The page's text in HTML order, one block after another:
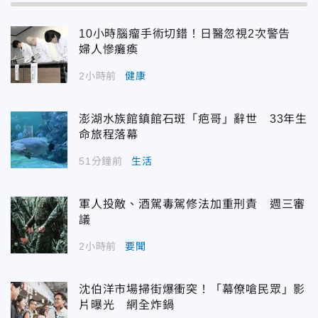
10小時腦瘤手術切錯！日醫忽視2次警告
婦人慘癱瘓
2小時前 健康
澎湖水族館鎮館石斑「疤哥」辭世 33年生
命旅程落幕
51分鐘前 生活
軍人投敵、酒駕毒駕修法加重刑責 週三審
議
2小時前 要聞
沈伯洋市場掃街爆衝突！「幕僚嗆民眾」影
片曝光 網全炸鍋